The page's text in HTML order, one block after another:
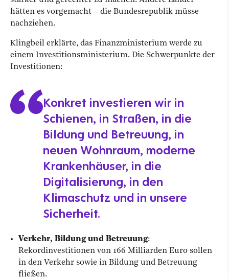
hätten es vorgemacht – die Bundesrepublik müsse
nachziehen.
Klingbeil erklärte, das Finanzministerium werde zu
einem Investitionsministerium. Die Schwerpunkte der
Investitionen:
Konkret investieren wir in
Schienen, in Straßen, in die
Bildung und Betreuung, in
neuen Wohnraum, moderne
Krankenhäuser, in die
Digitalisierung, in den
Klimaschutz und in unsere
Sicherheit.
Verkehr, Bildung und Betreuung:
Rekordinvestitionen von 166 Milliarden Euro sollen
in den Verkehr sowie in Bildung und Betreuung
fließen.